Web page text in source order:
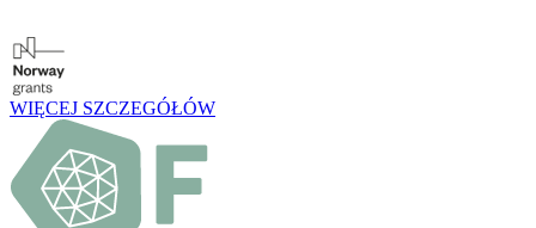
WIĘCEJ SZCZEGÓŁÓW